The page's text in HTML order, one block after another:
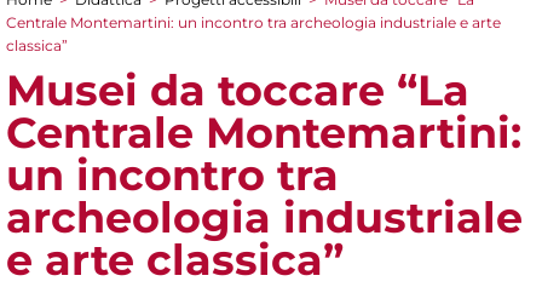
Tu sei qui
Centrale Montemartini: un incontro tra archeologia industriale e arte
classica”
Musei da toccare “La
Centrale Montemartini:
un incontro tra
archeologia industriale
e arte classica”